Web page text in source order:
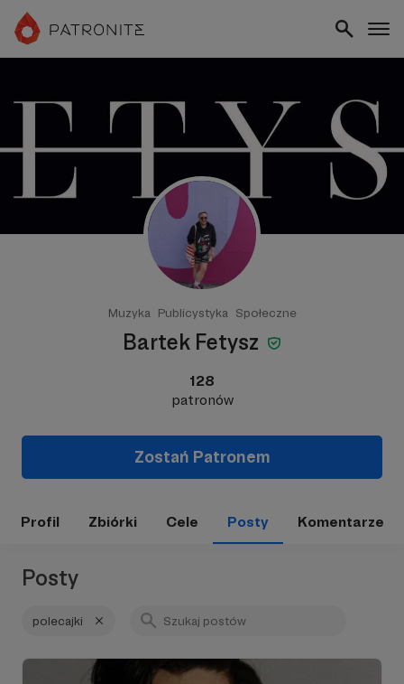
Muzyka Publicystyka Społeczne
Bartek Fetysz
128
patronów
Zostań Patronem
Profil Zbiórki Cele Posty Komentarze
Posty
polecajki